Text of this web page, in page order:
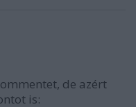
de azért
is: